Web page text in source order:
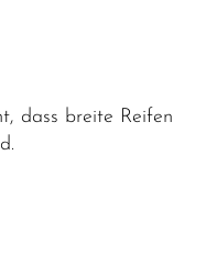
dass breite Reifen